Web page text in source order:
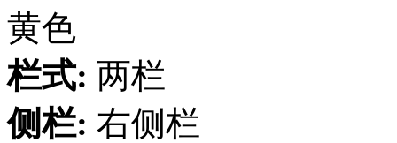
黄色
栏式: 两栏
侧栏: 右侧栏